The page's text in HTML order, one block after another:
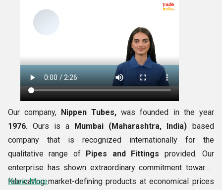
Our company, Nippen Tubes, was founded in the year
1976. Ours is a Mumbai (Maharashtra, India) based
company that is recognized internationally for the
qualitative range of Pipes and Fittings provided. Our
enterprise has shown extraordinary commitment towards
fabricating market-defining products at economical prices
Know More